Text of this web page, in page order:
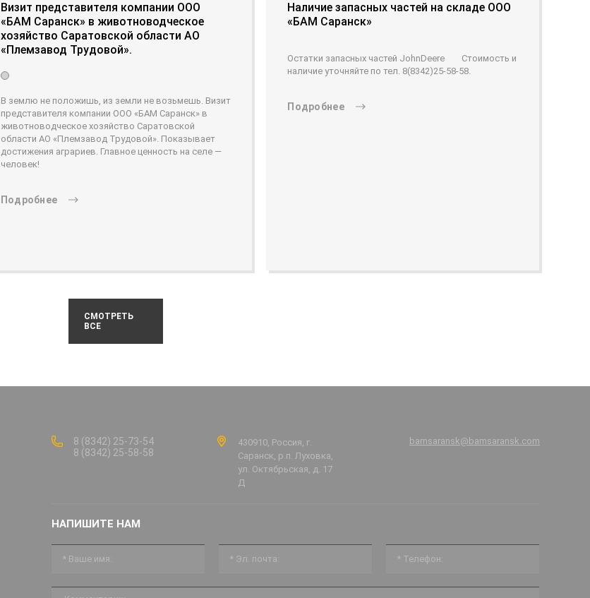
Визит представителя компании ООО
«БАМ Саранск» в животноводческое
хозяйство Саратовской области АО
«Племзавод Трудовой».
В землю не положишь, из земли не возьмешь. Визит
представителя компании ООО «БАМ Саранск» в
животноводческое хозяйство Саратовской
области АО «Племзавод Трудовой». Показывает
достижения аграриев. Главное ценность на селе —
человек!
Подробнее
Наличие запасных частей на складе ООО
«БАМ Саранск»
Остатки запасных частей JohnDeere Стоимость и
наличие уточняйте по тел. 8(8342)25-58-58.
Подробнее
СМОТРЕТЬ
ВСЕ
8 (8342) 25-73-54
8 (8342) 25-58-58
430910, Россия, г.
Саранск, р.п. Луховка,
ул. Октябрьская, д. 17
Д
bamsaransk@bamsaransk.com
НАПИШИТЕ НАМ